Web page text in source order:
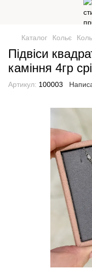
Каталог Кольє
Підвіси
каміння 4гр
Артикул: 100003